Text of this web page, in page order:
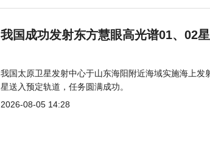
我国成功发射东方慧眼高光谱01、02星
我国太原卫星发射中心于山东海阳附近海域实施海上发
星送入预定轨道，任务圆满成功。
2026-08-05 14:28